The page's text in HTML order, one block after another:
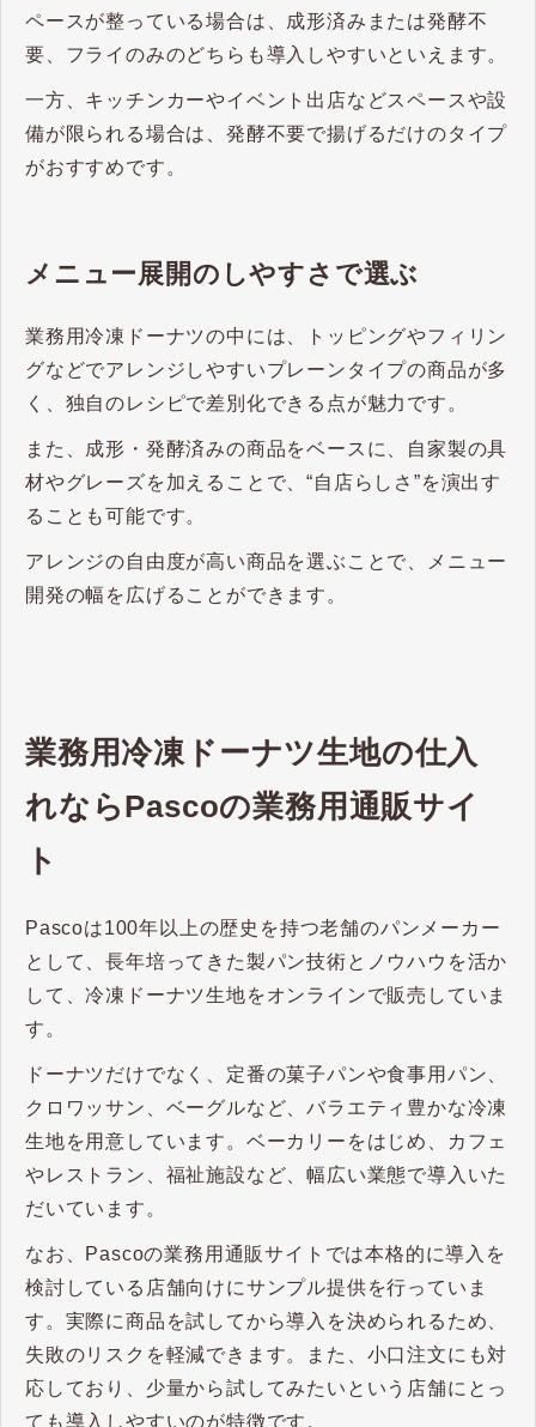
ペースが整っている場合は、成形済みまたは発酵不
要、フライのみのどちらも導入しやすいといえます。
一方、キッチンカーやイベント出店などスペースや設
備が限られる場合は、発酵不要で揚げるだけのタイプ
がおすすめです。
メニュー展開のしやすさで選ぶ
業務用冷凍ドーナツの中には、トッピングやフィリン
グなどでアレンジしやすいプレーンタイプの商品が多
く、独自のレシピで差別化できる点が魅力です。
また、成形・発酵済みの商品をベースに、自家製の具
材やグレーズを加えることで、“自店らしさ”を演出す
ることも可能です。
アレンジの自由度が高い商品を選ぶことで、メニュー
開発の幅を広げることができます。
業務用冷凍ドーナツ生地の仕入
れならPascoの業務用通販サイ
ト
Pascoは100年以上の歴史を持つ老舗のパンメーカー
として、長年培ってきた製パン技術とノウハウを活か
して、冷凍ドーナツ生地をオンラインで販売していま
す。
ドーナツだけでなく、定番の菓子パンや食事用パン、
クロワッサン、ベーグルなど、バラエティ豊かな冷凍
生地を用意しています。ベーカリーをはじめ、カフェ
やレストラン、福祉施設など、幅広い業態で導入いた
だいています。
なお、Pascoの業務用通販サイトでは本格的に導入を
検討している店舗向けにサンプル提供を行っていま
す。実際に商品を試してから導入を決められるため、
失敗のリスクを軽減できます。また、小口注文にも対
応しており、少量から試してみたいという店舗にとっ
ても導入しやすいのが特徴です。